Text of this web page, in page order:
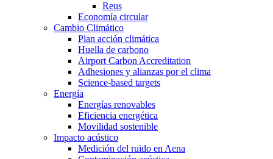
Reus
Economía circular
Cambio Climático
Plan acción climática
Huella de carbono
Airport Carbon Accreditation
Adhesiones y alianzas por el clima
Science-based targets
Energía
Energías renovables
Eficiencia energética
Movilidad sostenible
Impacto acústico
Medición del ruido en Aena